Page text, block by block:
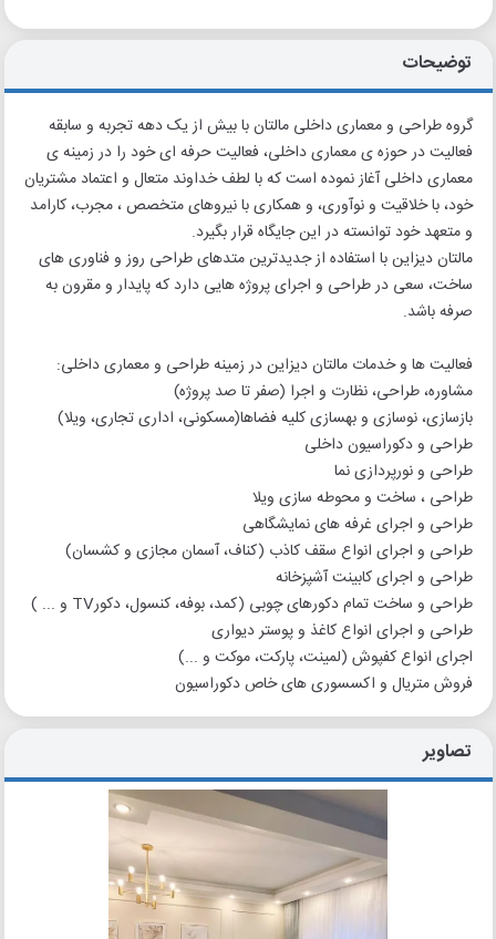
توضیحات
گروه طراحی و معماری داخلی مالتان با بیش از یک دهه تجربه و سابقه
فعالیت در حوزه ی معماری داخلی، فعالیت حرفه ای خود را در زمینه ی
معماری داخلی آغاز نموده است که با لطف خداوند متعال و اعتماد مشتریان
خود، با خلاقیت و نوآوری، و همکاری با نیروهای متخصص ، مجرب، کارامد
و متعهد خود توانسته در این جایگاه قرار بگیرد.
مالتان دیزاین با استفاده از جدیدترین متدهای طراحی روز و فناوری های
ساخت، سعی در طراحی و اجرای پروژه هایی دارد که پایدار و مقرون به
صرفه باشد.
فعالیت ها و خدمات مالتان دیزاین در زمینه طراحی و معماری داخلی:
مشاوره، طراحی، نظارت و اجرا (صفر تا صد پروژه)
بازسازی، نوسازی و بهسازی کلیه فضاها(مسکونی، اداری تجاری، ویلا)
طراحی و دکوراسیون داخلی
طراحی و نورپردازی نما
طراحی ، ساخت و محوطه سازی ویلا
طراحی و اجرای غرفه های نمایشگاهی
طراحی و اجرای انواع سقف کاذب (کناف، آسمان مجازی و کشسان)
طراحی و اجرای کابینت آشپزخانه
طراحی و ساخت تمام دکورهای چوبی (کمد، بوفه، کنسول، دکورTV و ... )
طراحی و اجرای انواع کاغذ و پوستر دیواری
اجرای انواع کفپوش (لمینت، پارکت، موکت و ...)
فروش متریال و اکسسوری های خاص دکوراسیون
تصاویر